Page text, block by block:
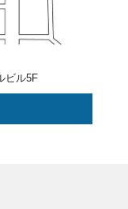
ビル5F